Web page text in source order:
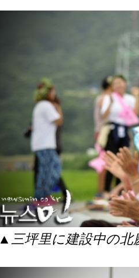
▲三坪里に建設中の北